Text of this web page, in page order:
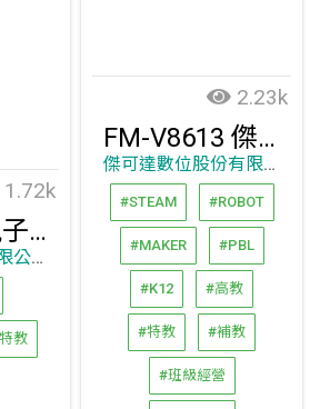
2.23k
FM-V8613 傑可達智慧觸控顯示器
傑可達數位股份有限公司
#STEAM #ROBOT
#MAKER #PBL
#K12 #高教
#特教 #補教
#班級經營
1.72k
PolaKids親子教育APP、Parenting Run教養陪跑-教養專家諮詢平台
宇宙製造股份有限公司
教